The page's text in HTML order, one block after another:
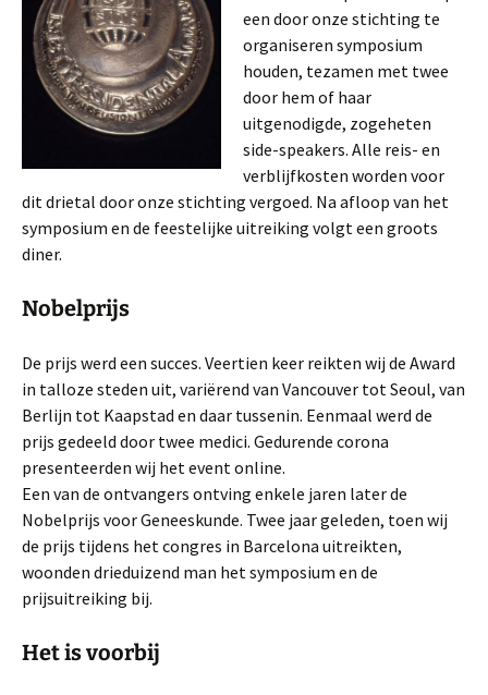
een door onze stichting te
organiseren symposium
houden, tezamen met twee
door hem of haar
uitgenodigde, zogeheten
side-speakers. Alle reis- en
verblijfkosten worden voor
dit drietal door onze stichting vergoed. Na afloop van het
symposium en de feestelijke uitreiking volgt een groots
diner.
Nobelprijs
De prijs werd een succes. Veertien keer reikten wij de Award
in talloze steden uit, variërend van Vancouver tot Seoul, van
Berlijn tot Kaapstad en daar tussenin. Eenmaal werd de
prijs gedeeld door twee medici. Gedurende corona
presenteerden wij het event online.
Een van de ontvangers ontving enkele jaren later de
Nobelprijs voor Geneeskunde. Twee jaar geleden, toen wij
de prijs tijdens het congres in Barcelona uitreikten,
woonden drieduizend man het symposium en de
prijsuitreiking bij.
Het is voorbij